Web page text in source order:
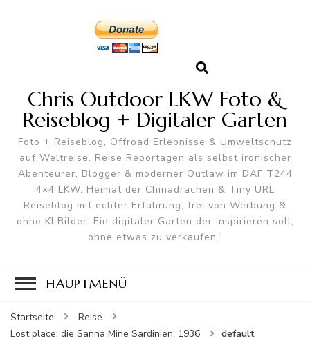
Chris Outdoor LKW Foto &
Reiseblog + Digitaler Garten
Foto + Reiseblog, Offroad Erlebnisse & Umweltschutz
auf Weltreise. Reise Reportagen als selbst ironischer
Abenteurer, Blogger & moderner Outlaw im DAF T244
4×4 LKW. Heimat der Chinadrachen & Tiny URL
Reiseblog mit echter Erfahrung, frei von Werbung &
ohne KI Bilder. Ein digitaler Garten der inspirieren soll,
ohne etwas zu verkaufen !
HAUPTMENÜ
Startseite
Reise
Lost place: die Sanna Mine Sardinien, 1936
default